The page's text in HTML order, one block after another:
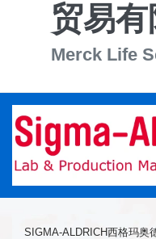
贸易有
Merck Life
SIGMA-ALDRICH西格玛奥